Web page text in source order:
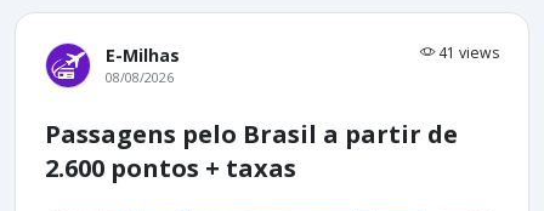
E-Milhas 41 views
08/08/2026
Passagens pelo Brasil a partir de
2.600 pontos + taxas